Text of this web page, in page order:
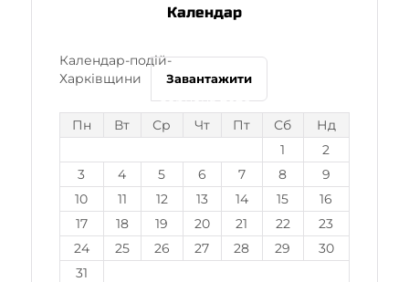
Календар
Календар-подій-
Харківщини
Завантажити
Серпень 2026
Пн
Вт Ср Чт Пт Сб
Нд
1
2
3
4 5 6 7 8
9
10
11 12 13 14 15
16
17
18 19 20 21 22
23
24
25 26 27 28 29
30
31